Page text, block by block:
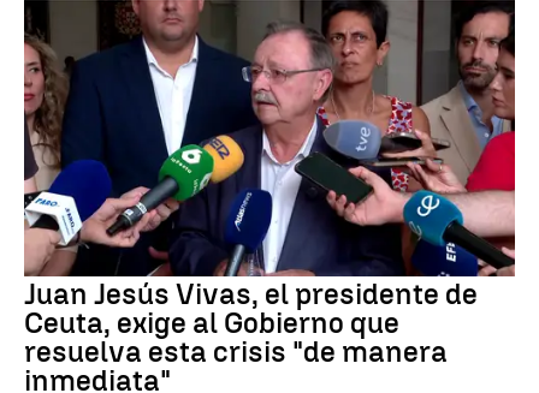
Juan Jesús Vivas, el presidente de
Ceuta, exige al Gobierno que
resuelva esta crisis "de manera
inmediata"